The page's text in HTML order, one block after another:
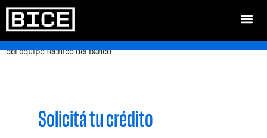
Ciclo de talleres que dicta BICE sobre herramientas financieras para
PyMEs. Buscamos asesorarte desde el conocimiento y la experiencia
del equipo técnico del banco.
Solicitá tu crédito